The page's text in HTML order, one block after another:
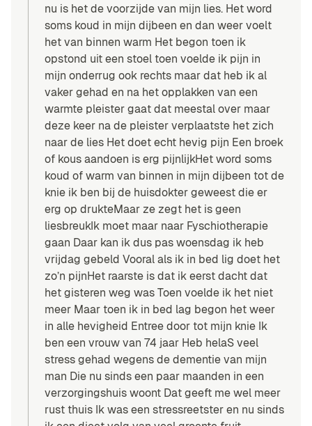
nu is het de voorzijde van mijn lies. Het word
soms koud in mijn dijbeen en dan weer voelt
het van binnen warm Het begon toen ik
opstond uit een stoel toen voelde ik pijn in
mijn onderrug ook rechts maar dat heb ik al
vaker gehad en na het opplakken van een
warmte pleister gaat dat meestal over maar
deze keer na de pleister verplaatste het zich
naar de lies Het doet echt hevig pijn Een broek
of kous aandoen is erg pijnlijkHet word soms
koud of warm van binnen in mijn dijbeen tot de
knie ik ben bij de huisdokter geweest die er
erg op drukteMaar ze zegt het is geen
liesbreukIk moet maar naar Fyschiotherapie
gaan Daar kan ik dus pas woensdag ik heb
vrijdag gebeld Vooral als ik in bed lig doet het
zo’n pijnHet raarste is dat ik eerst dacht dat
het gisteren weg was Toen voelde ik het niet
meer Maar toen ik in bed lag begon het weer
in alle hevigheid Entree door tot mijn knie Ik
ben een vrouw van 74 jaar Heb helaS veel
stress gehad wegens de dementie van mijn
man Die nu sinds een paar maanden in een
verzorgingshuis woont Dat geeft me wel meer
rust thuis Ik was een stressreetster en nu sinds